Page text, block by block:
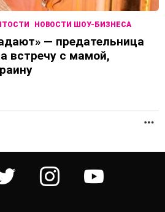
НОВОСТИ ШОУ-БИЗНЕСА
— предательница
встречу с мамой,
twitter instagram youtube